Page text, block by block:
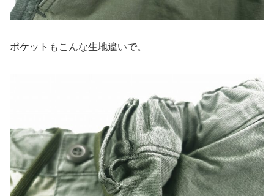
ポケットもこんな生地違いで。